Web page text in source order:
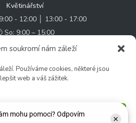
soukromí nám záleží
Používáme cookies, některé jsou
web a váš zážitek.
Příjmout
Květinářství
- 12:00 │ 13:00 - 17:00
So: 9:00 – 15:00
- Po: ZAVŘENO
Rychlý kontakt:
Sledujte nás: